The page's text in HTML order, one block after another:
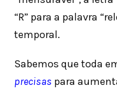
“R” para a palavra
temporal.
Sabemos que toda
precisas para